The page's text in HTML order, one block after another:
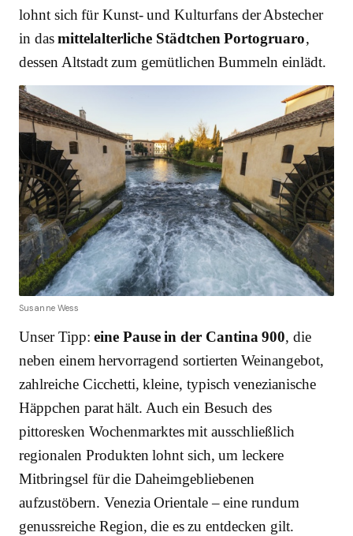
lohnt sich für Kunst- und Kulturfans der Abstecher
in dasmittelalterliche Städtchen Portogruaro,
dessen Altstadt zum gemütlichen Bummeln einlädt.
Susanne Wess
Unser Tipp:eine Pause in der Cantina 900, die
neben einem hervorragend sortierten Weinangebot,
zahlreiche Cicchetti, kleine, typisch venezianische
Häppchen parat hält. Auch ein Besuch des
pittoresken Wochenmarktes mit ausschließlich
regionalen Produkten lohnt sich, um leckere
Mitbringsel für die Daheimgebliebenen
aufzustöbern. Venezia Orientale – eine rundum
genussreiche Region, die es zu entdecken gilt.